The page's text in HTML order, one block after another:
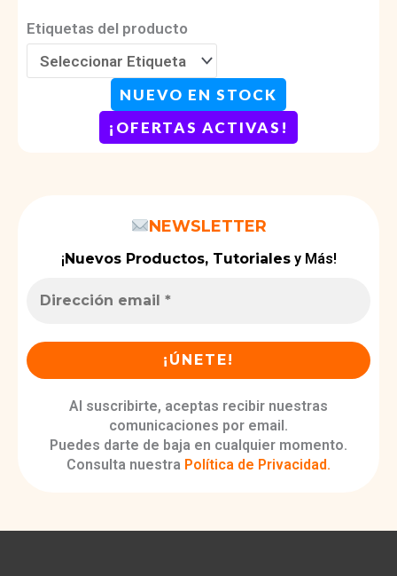
Etiquetas del producto
NUEVO EN STOCK
¡OFERTAS ACTIVAS!
NEWSLETTER
¡Nuevos Productos, Tutorialesy Más!
Al suscribirte, aceptas recibir nuestras
comunicaciones por email.
Puedes darte de baja en cualquier momento.
Consulta nuestra Política de Privacidad.